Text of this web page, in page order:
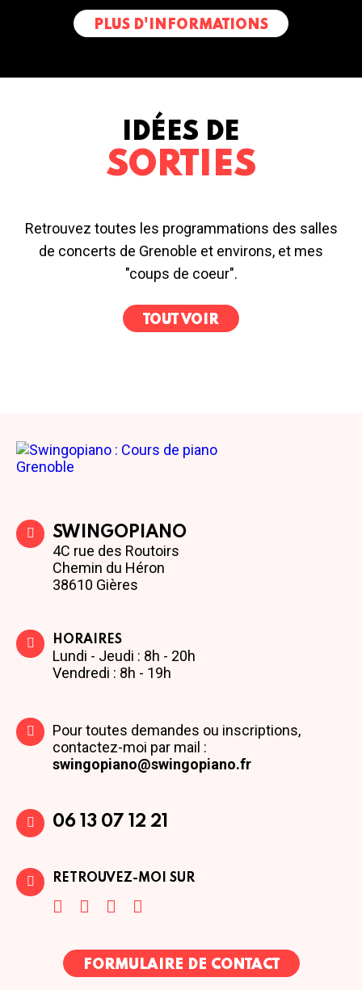
PLUS D'INFORMATIONS
IDÉES DE
SORTIES
Retrouvez toutes les programmations des salles
de concerts de Grenoble et environs, et mes
"coups de coeur".
TOUT VOIR
SWINGOPIANO
4C rue des Routoirs
Chemin du Héron
38610 Gières
HORAIRES
Lundi - Jeudi : 8h - 20h
Vendredi : 8h - 19h
Pour toutes demandes ou inscriptions,
contactez-moi par mail :
swingopiano@swingopiano.fr
06 13 07 12 21
RETROUVEZ-MOI SUR
FORMULAIRE DE CONTACT